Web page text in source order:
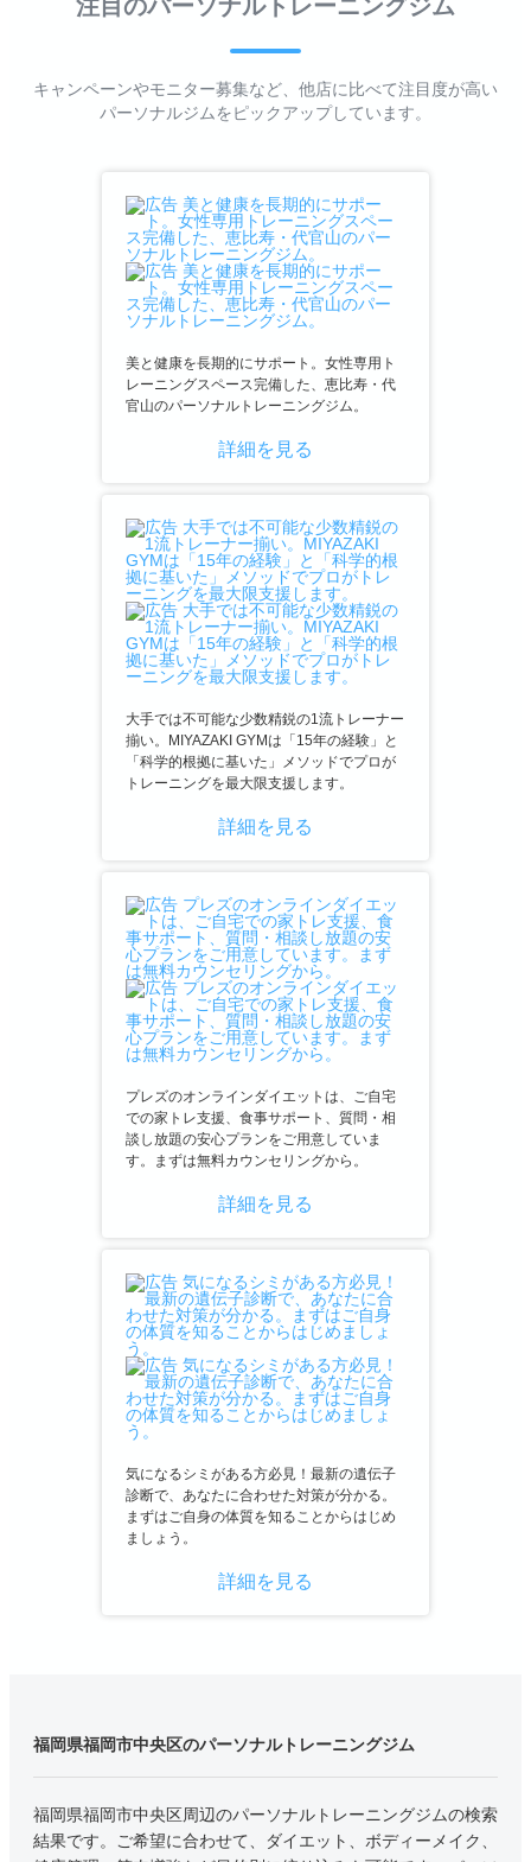
注目のパーソナルトレーニングジム
キャンペーンやモニター募集など、他店に比べて注目度が高い
パーソナルジムをピックアップしています。
美と健康を長期的にサポート。女性専用ト
レーニングスペース完備した、恵比寿・代
官山のパーソナルトレーニングジム。
詳細を見る
大手では不可能な少数精鋭の1流トレーナー
揃い。MIYAZAKI GYMは「15年の経験」と
「科学的根拠に基いた」メソッドでプロが
トレーニングを最大限支援します。
詳細を見る
プレズのオンラインダイエットは、ご自宅
での家トレ支援、食事サポート、質問・相
談し放題の安心プランをご用意していま
す。まずは無料カウンセリングから。
詳細を見る
気になるシミがある方必見！最新の遺伝子
診断で、あなたに合わせた対策が分かる。
まずはご自身の体質を知ることからはじめ
ましょう。
詳細を見る
福岡県福岡市中央区のパーソナルトレーニングジム
福岡県福岡市中央区周辺のパーソナルトレーニングジムの検索
結果です。ご希望に合わせて、ダイエット、ボディーメイク、